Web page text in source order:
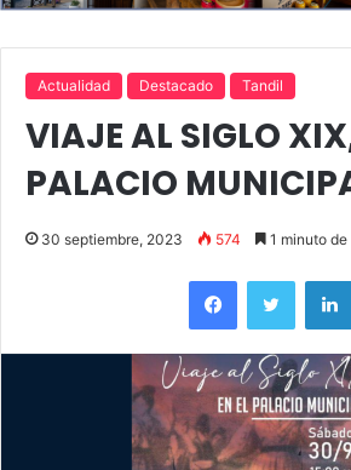
Actualidad Destacado Tandil
VIAJE AL SIGLO
PALACIO
30 septiembre, 2023 574 1 minuto